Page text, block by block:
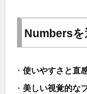
Numbersを
・ 使いやすさと直
・ 美しい視覚的な